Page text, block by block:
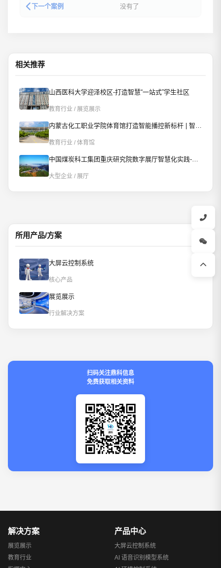
没有了
下一个案例
相关推荐
山西医科大学迎泽校区-打造智慧“一站式”学生社区
教育行业 / 展览展示
内蒙古化工职业学院体育馆打造智能播控新标杆 | 智慧赋能校园文体新场景
教育行业 / 体育馆
中国煤炭科工集团重庆研究院数字展厅智慧化实践-AI智控重构数字展厅
大型企业 / 展厅
所用产品/方案
大屏云控制系统
核心产品
展览展示
行业解决方案
扫码关注鼎科信息
免费获取相关资料
产品中心
大屏云控制系统
AI 语音识别模型系统
解决方案
展览展示
教育行业